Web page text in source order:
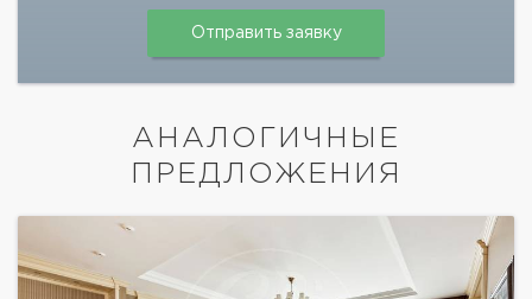
АНАЛОГИЧНЫЕ
ПРЕДЛОЖЕНИЯ